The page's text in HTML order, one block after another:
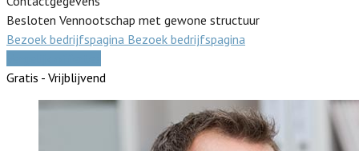
Besloten Vennootschap met gewone structuur
Bezoek bedrijfspagina Bezoek bedrijfspagina
Gratis - Vrijblijvend